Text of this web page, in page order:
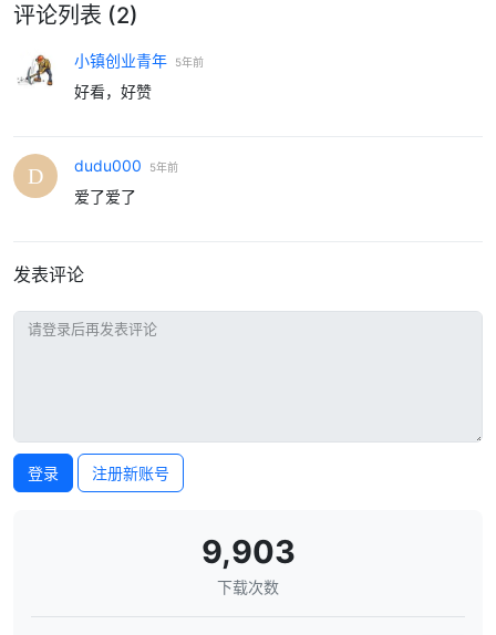
评论列表 (2)
小镇创业青年 5年前
好看，好赞
dudu000 5年前
爱了爱了
发表评论
登录 注册新账号
9,903
下载次数